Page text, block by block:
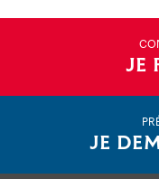
JE
JE